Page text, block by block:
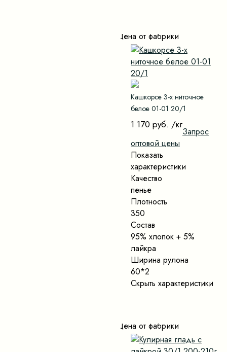
Цена от фабрики
Кашкорсе 3-х ниточное
белое 01-01 20/1
1 170 руб. /кг
Запрос
оптовой цены
Показать
характеристики
Качество
пенье
Плотность
350
Состав
95% хлопок + 5%
лайкра
Ширина рулона
60*2
Скрыть характеристики
Цена от фабрики